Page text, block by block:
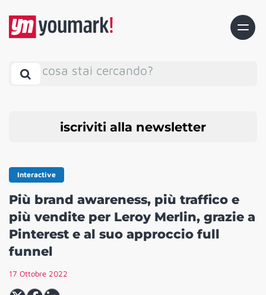
cosa stai cercando?
iscriviti alla newsletter
Interactive
Più brand awareness, più traffico e
più vendite per Leroy Merlin, grazie a
Pinterest e al suo approccio full
funnel
17 Ottobre 2022